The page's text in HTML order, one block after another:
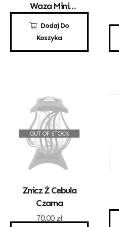
Dodaj Do
Koszyka
Waza Mini
121,00zł
OUT OF STOCK
Znicz Ż Cebula
Czarna
70,00 zł